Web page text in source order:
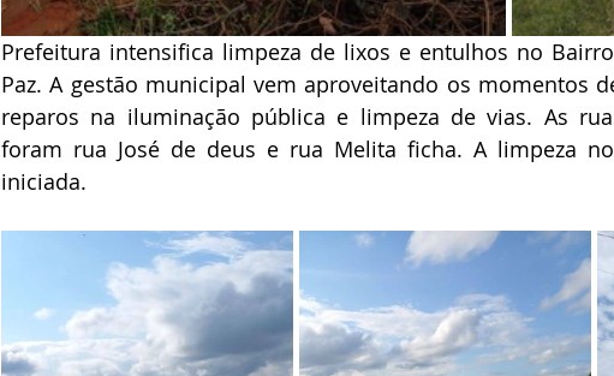
Prefeitura intensifica limpeza de lixos e entulhos no
Paz. A gestão municipal vem aproveitando os momentos
reparos na iluminação pública e limpeza de vias. As
foram rua José de deus e rua Melita ficha. A limpeza
iniciada.